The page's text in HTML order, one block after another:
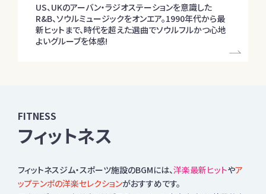
US、UKのアーバン・ラジオステーションを意識した
R&B、ソウルミュージックをオンエア。1990年代から最
新ヒットまで、時代を超えた選曲でソウルフルかつ心地
よいグルーブを体感!
FITNESS
フィットネス
フィットネスジム・スポーツ施設のBGMには、洋楽最新ヒットやア
ップテンポの洋楽セレクションがおすすめです。